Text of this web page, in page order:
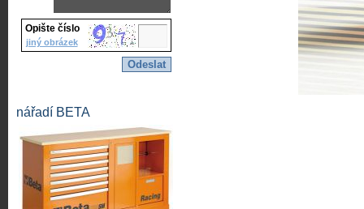
Opište číslo
jiný obrázek
nářadí BETA